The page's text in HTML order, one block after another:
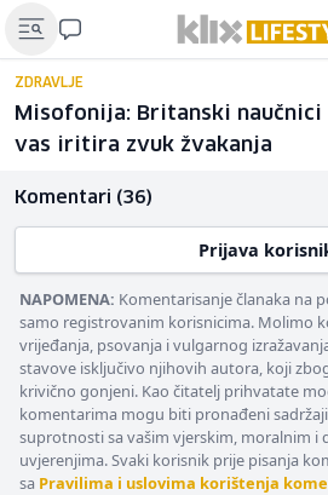
ZDRAVLJE
Misofonija: Britanski
vas iritira zvuk žvakanja
Komentari (36)
Prijava
NAPOMENA: Komentarisanje članaka na
samo registrovanim korisnicima. Molimo
vrijeđanja, psovanja i vulgarnog
stavove isključivo njihovih autora, koji
krivično gonjeni. Kao čitatelj prihvatate
komentarima mogu biti pronađeni
suprotnosti sa vašim vjerskim, moralnim i
uvjerenjima. Svaki korisnik prije pisanja
sa Pravilima i uslovima korištenja